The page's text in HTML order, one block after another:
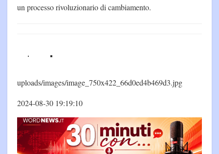
un processo rivoluzionario di cambiamento.
uploads/images/image_750x422_66d0ed4b469d3.jpg
2024-08-30 19:19:10